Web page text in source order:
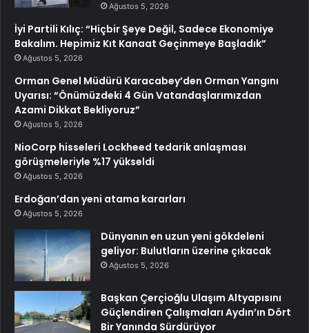
Ağustos 5, 2026
İyi Partili Kılıç: “Hiçbir Şeye Değil, Sadece Ekonomiye
Bakalım. Hepimiz Kıt Kanaat Geçinmeye Başladık”
Ağustos 5, 2026
Orman Genel Müdürü Karacabey’den Orman Yangını
Uyarısı: “Önümüzdeki 4 Gün Vatandaşlarımızdan
Azami Dikkat Bekliyoruz”
Ağustos 5, 2026
NioCorp hisseleri Lockheed tedarik anlaşması
görüşmeleriyle %17 yükseldi
Ağustos 5, 2026
Erdoğan’dan yeni atama kararları
Ağustos 5, 2026
Dünyanın en uzun yeni gökdeleni
geliyor: Bulutların üzerine çıkacak
Ağustos 5, 2026
Başkan Çerçioğlu Ulaşım Altyapısını
Güçlendiren Çalışmaları Aydın’ın Dört
Bir Yanında Sürdürüyor